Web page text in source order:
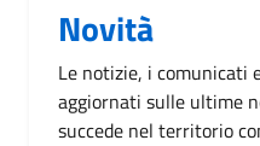
Novità
Le notizie, i comunicati
aggiornati sulle ultime
succede nel territorio